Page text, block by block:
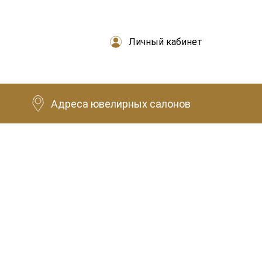
Личный кабинет
Адреса ювелирных салонов